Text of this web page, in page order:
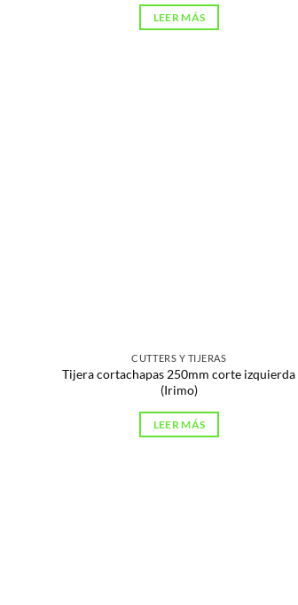
LEER MÁS
CUTTERS Y TIJERAS
Tijera cortachapas 250mm corte izquierda
(Irimo)
LEER MÁS